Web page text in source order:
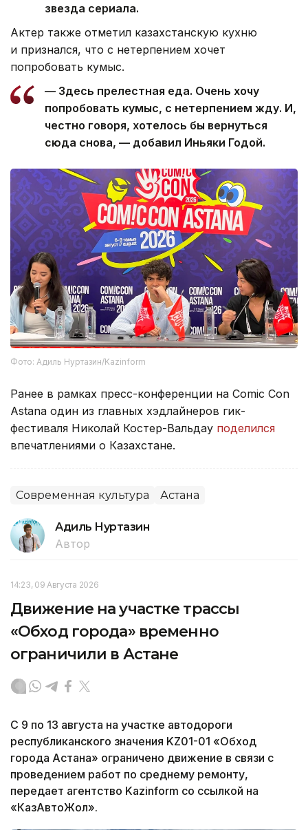
звезда сериала.
Актер также отметил казахстанскую кухню
и признался, что с нетерпением хочет
попробовать кумыс.
— Здесь прелестная еда. Очень хочу
попробовать кумыс, с нетерпением жду. И,
честно говоря, хотелось бы вернуться
сюда снова, — добавил Иньяки Годой.
Фото: Адиль Нуртазин/Kazinform
Ранее в рамках пресс-конференции на Comic Con
Astana один из главных хэдлайнеров гик-
фестиваля Николай Костер-Вальдау поделился
впечатлениями о Казахстане.
Современная культура Астана
Адиль Нуртазин
Автор
14:23, 09 Августа 2026
Движение на участке трассы
«Обход города» временно
ограничили в Астане
С 9 по 13 августа на участке автодороги
республиканского значения KZ01-01 «Обход
города Астана» ограничено движение в связи с
проведением работ по среднему ремонту,
передает агентство Kazinform со ссылкой на
«КазАвтоЖол».